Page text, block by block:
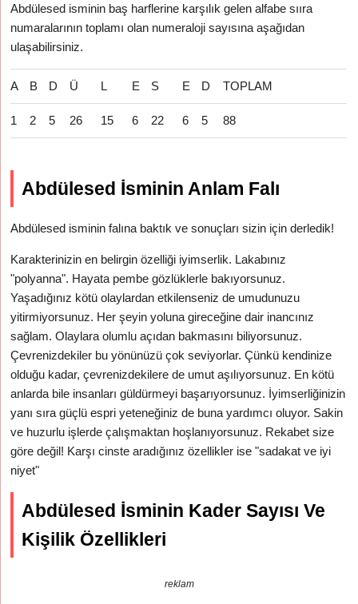
Abdülesed isminin baş harflerine karşılık gelen alfabe sııra
numaralarının toplamı olan numeraloji sayısına aşağıdan
ulaşabilirsiniz.
A B D Ü L E S E D TOPLAM
1 2 5 26 15 6 22 6 5 88
Abdülesed İsminin Anlam Falı
Abdülesed isminin falına baktık ve sonuçları sizin için derledik!
Karakterinizin en belirgin özelliği iyimserlik. Lakabınız
"polyanna". Hayata pembe gözlüklerle bakıyorsunuz.
Yaşadığınız kötü olaylardan etkilenseniz de umudunuzu
yitirmiyorsunuz. Her şeyin yoluna gireceğine dair inancınız
sağlam. Olaylara olumlu açıdan bakmasını biliyorsunuz.
Çevrenizdekiler bu yönünüzü çok seviyorlar. Çünkü kendinize
olduğu kadar, çevrenizdekilere de umut aşılıyorsunuz. En kötü
anlarda bile insanları güldürmeyi başarıyorsunuz. İyimserliğinizin
yanı sıra güçlü espri yeteneğiniz de buna yardımcı oluyor. Sakin
ve huzurlu işlerde çalışmaktan hoşlanıyorsunuz. Rekabet size
göre değil! Karşı cinste aradığınız özellikler ise "sadakat ve iyi
niyet"
Abdülesed İsminin Kader Sayısı Ve
Kişilik Özellikleri
reklam